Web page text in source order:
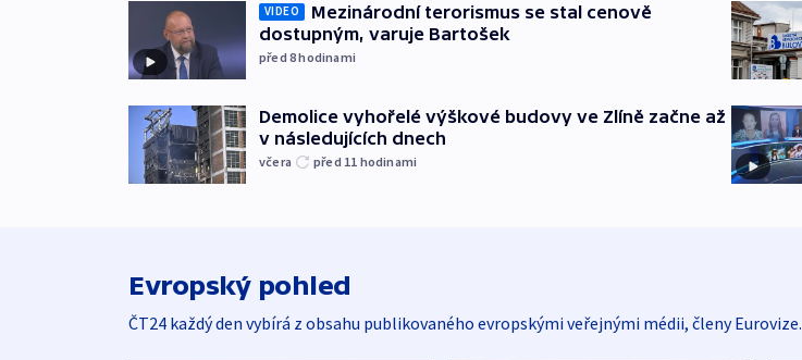
VIDEO
Mezinárodní terorismus se stal cenově
dostupným, varuje Bartošek
před 8hodinami
Demolice vyhořelé výškové budovy ve Zlíně začne až
v následujících dnech
včera před 11 hodinami
Evropský pohled
ČT24 každý den vybírá z obsahu publikovaného evropskými veřejnými médii, členy Eurovize.